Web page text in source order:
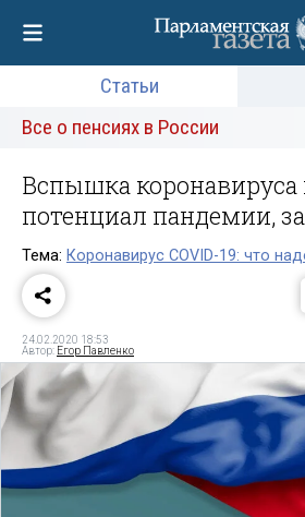
Статьи
Все о пенсиях в России
Вспышка коронавируса
потенциал пандемии,
Тема: Коронавирус COVID-19: что
24.02.2020 18:53
Автор: Егор Павленко